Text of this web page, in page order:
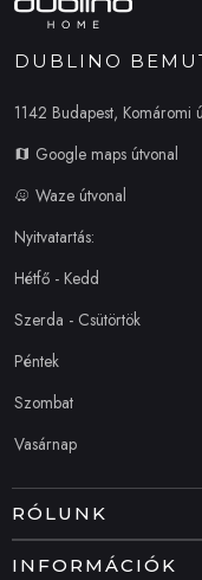
RÓLUNK
INFORMÁCIÓK
DUBLINO
1142 Budapest, Komáromi
Google maps útvonal
Waze útvonal
Nyitvatartás:
Hétfő - Kedd
Szerda - Csütörtök
Péntek
Szombat
Vasárnap